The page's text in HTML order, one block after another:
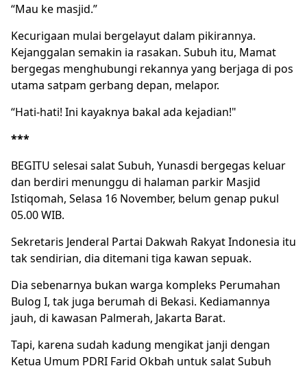
“Mau ke masjid.”
Kecurigaan mulai bergelayut dalam pikirannya.
Kejanggalan semakin ia rasakan. Subuh itu, Mamat
bergegas menghubungi rekannya yang berjaga di pos
utama satpam gerbang depan, melapor.
“Hati-hati! Ini kayaknya bakal ada kejadian!"
***
BEGITU selesai salat Subuh, Yunasdi bergegas keluar
dan berdiri menunggu di halaman parkir Masjid
Istiqomah, Selasa 16 November, belum genap pukul
05.00 WIB.
Sekretaris Jenderal Partai Dakwah Rakyat Indonesia itu
tak sendirian, dia ditemani tiga kawan sepuak.
Dia sebenarnya bukan warga kompleks Perumahan
Bulog I, tak juga berumah di Bekasi. Kediamannya
jauh, di kawasan Palmerah, Jakarta Barat.
Tapi, karena sudah kadung mengikat janji dengan
Ketua Umum PDRI Farid Okbah untuk salat Subuh